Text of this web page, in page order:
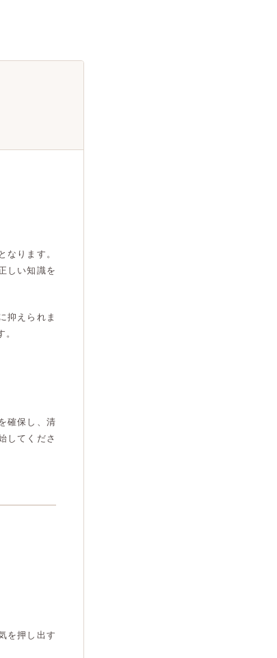
なります。
しい知識を
抑えられま
確保し、清
してくださ
を押し出す